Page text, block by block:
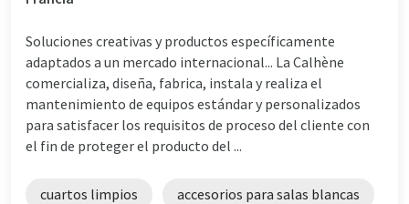
Soluciones creativas y productos específicamente
adaptados a un mercado internacional... La Calhène
comercializa, diseña, fabrica, instala y realiza el
mantenimiento de equipos estándar y personalizados
para satisfacer los requisitos de proceso del cliente con
el fin de proteger el producto del ...
cuartos limpios accesorios para salas blancas